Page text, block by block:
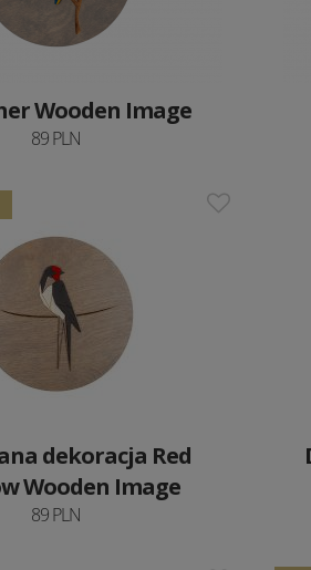
Wooden Image
89 PLN
dekoracja Red
Wooden Image
89 PLN